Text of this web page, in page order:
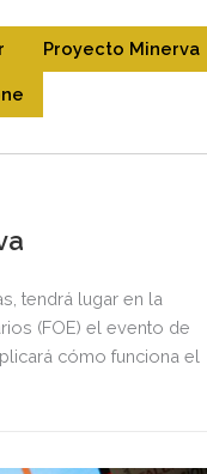
Proyecto Minerva
tendrá lugar en la
(FOE) el evento de
cómo funciona el